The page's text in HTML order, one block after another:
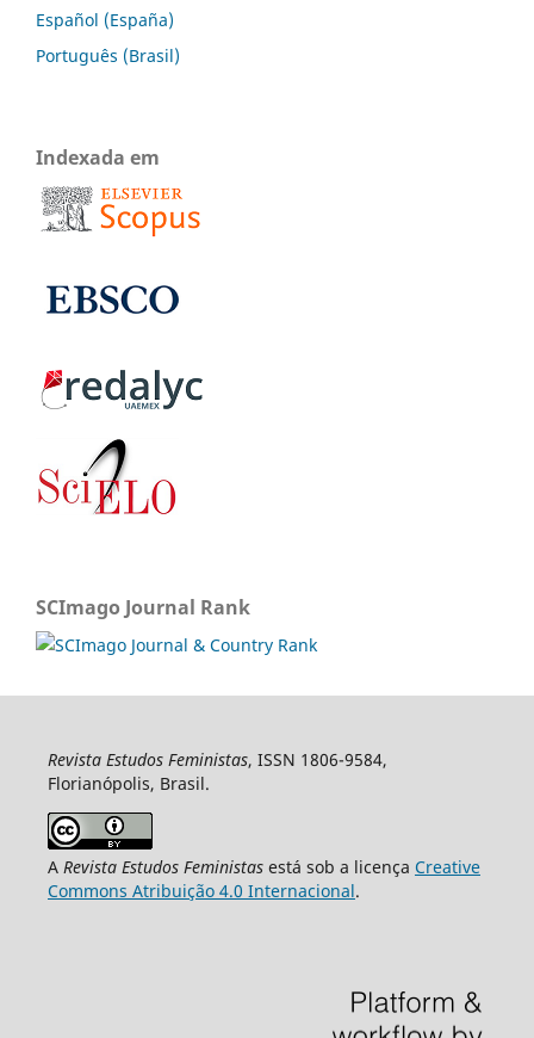
Español (España)
Português (Brasil)
Indexada em
SCImago Journal Rank
Revista Estudos Feministas, ISSN 1806-9584,
Florianópolis, Brasil.
A Revista Estudos Feministasestá sob a licença Creative
Commons Atribuição 4.0 Internacional.